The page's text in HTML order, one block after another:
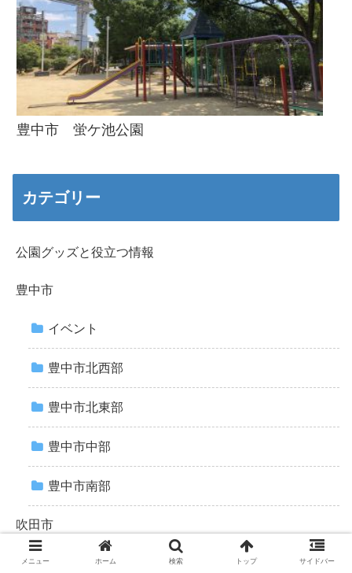
豊中市 蛍ケ池公園
カテゴリー
公園グッズと役立つ情報
豊中市
イベント
豊中市北西部
豊中市北東部
豊中市中部
豊中市南部
吹田市
イベント
メニュー ホーム 検索 トップ サイドバー